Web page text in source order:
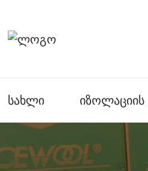
სახლი იზოლაციის